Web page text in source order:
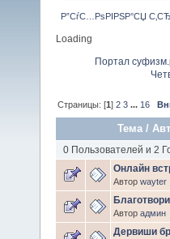
Р”СѓС…РѕРІРЅР°СЏ
Loading
Портал
Страницы: [1]2 3 ...16
Тема /
0 Пользователей и 2
Онлайн
Автор wayter
Автор админ
Дервиши